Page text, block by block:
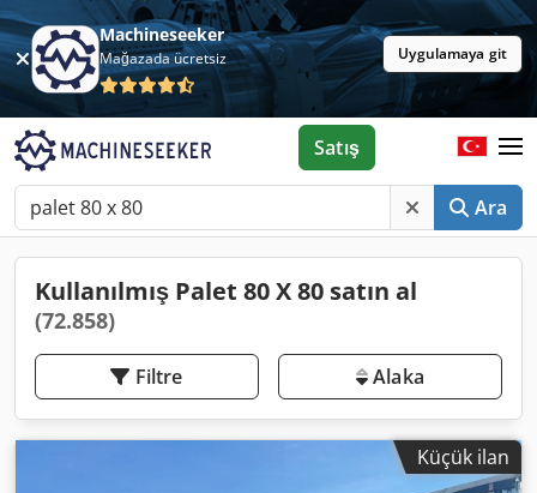
Machineseeker
Mağazada ücretsiz Uygulamaya git
Ara
Satış
Kullanılmış Palet 80 X 80 satın al
(72.858)
Filtre Alaka
Küçük ilan